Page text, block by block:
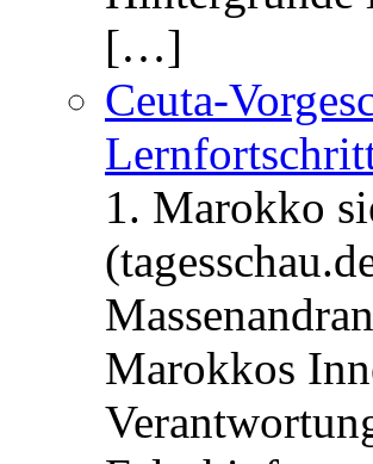
[…]
Ceuta-
1. Marokko
Marokkos